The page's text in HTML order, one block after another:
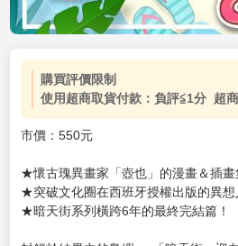
加價購 ( 共
(加購品) 買動漫★《
-
+